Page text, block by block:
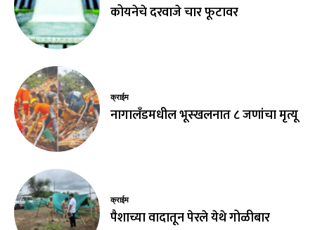
कोयनेचे दरवाजे चार फूटावर
क्राईम
नागालँडमधील भूस्खलनात ८ जणांचा मृत्यू
क्राईम
पैशाच्या वादातून पेरले येथे गोळीबार